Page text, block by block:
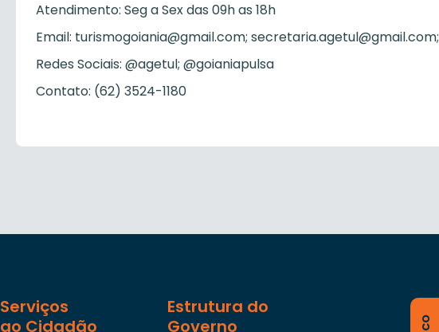
Atendimento: Seg a Sex das 09h as 18h
Email: turismogoiania@gmail.com; secretaria.agetul@gmail.com;
Redes Sociais: @agetul; @goianiapulsa
Contato: (62) 3524-1180
Serviços
ao Cidadão
Estrutura do
Governo